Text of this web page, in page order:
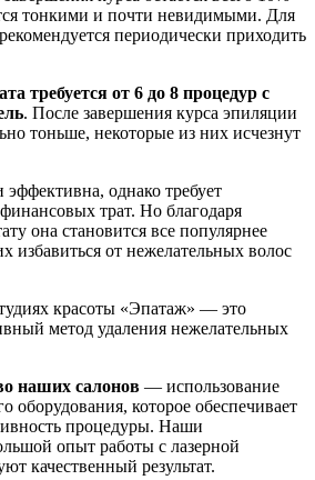
тонкими и почти невидимыми. Для
периодически приходить
требуется от 6 до 8 процедур с
. После завершения курса эпиляции
тоньше, некоторые из них исчезнут
однако требует
трат. Но благодаря
она становится все популярнее
избавиться от нежелательных волос
красоты «Эпатаж» — это
метод удаления нежелательных
наших салонов — использование
оборудования, которое обеспечивает
процедуры. Наши
опыт работы с лазерной
качественный результат.